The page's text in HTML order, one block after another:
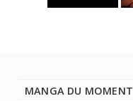
MANGA DU MOMENT